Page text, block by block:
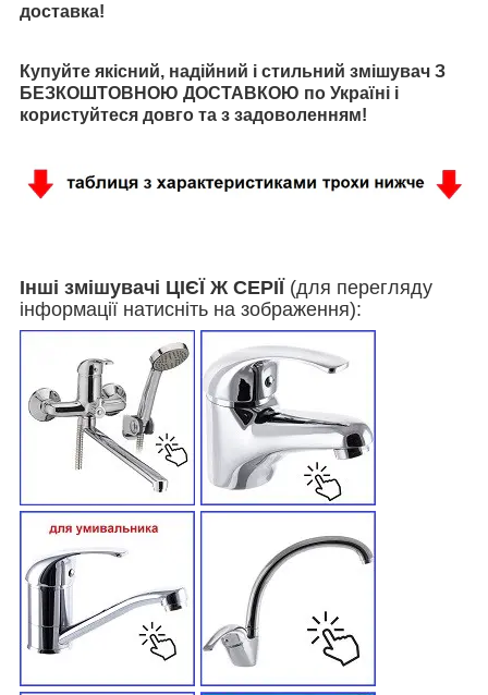
доставка!
Купуйте якісний, надійний і стильний змішувач З
БЕЗКОШТОВНОЮ ДОСТАВКОЮ по Україні і
користуйтеся довго та з задоволенням!
Інші змішувачі ЦІЄЇ Ж СЕРІЇ (для перегляду
інформації натисніть на зображення):